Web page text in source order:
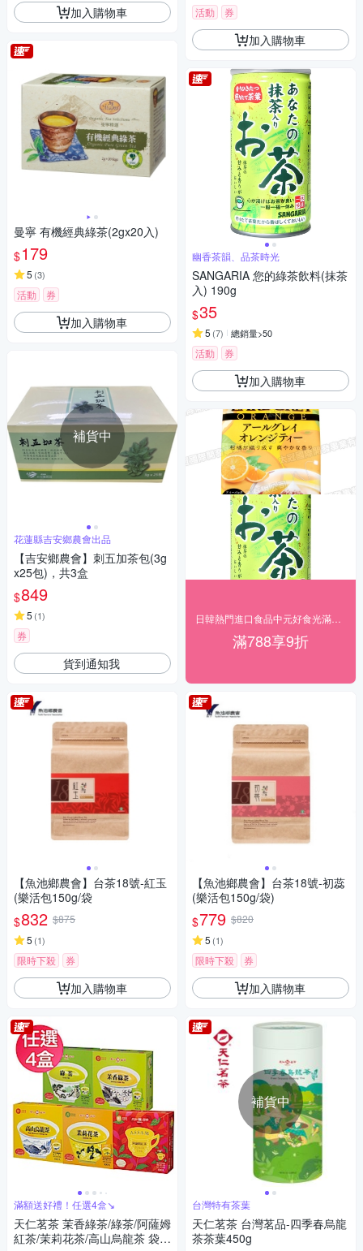
加入購物車
曼寧 有機經典綠茶(2gx20入)
$179
5 (3)
活動 券
加入購物車
補貨中
花蓮縣吉安鄉農會出品
【吉安鄉農會】刺五加茶包(3g
x25包)，共3盒
$849
5 (1)
券
貨到通知我
【魚池鄉農會】台茶18號-紅玉
(樂活包150g/袋
$832 $875
5 (1)
限時下殺 券
加入購物車
滿額送好禮！任選4盒↘︎
天仁茗茶 茉香綠茶/綠茶/阿薩姆
紅茶/茉莉花茶/高山烏龍茶 袋茶
活動 券
加入購物車
幽香茶韻、品茶時光
SANGARIA 您的綠茶飲料(抹茶
入) 190g
$35
5 (7) 總銷量>50
活動 券
加入購物車
滿788享9折
【魚池鄉農會】台茶18號-初蕊
(樂活包150g/袋)
$779 $820
5 (1)
限時下殺 券
加入購物車
補貨中
台灣特有茶葉
天仁茗茶 台灣茗品-四季春烏龍
茶茶葉450g